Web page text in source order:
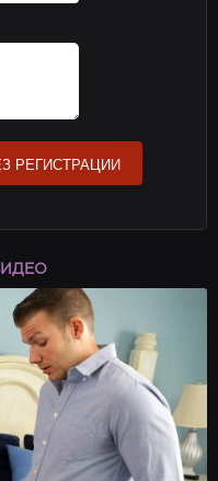
РЕГИСТРАЦИИ